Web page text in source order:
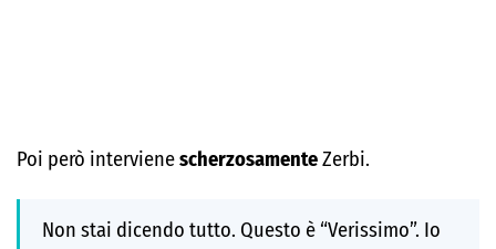
Poi però intervienescherzosamenteZerbi.
Non stai dicendo tutto. Questo è “Verissimo”. Io